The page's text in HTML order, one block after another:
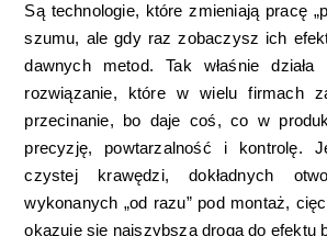
Są technologie, które zmieniają pracę
szumu, ale gdy raz zobaczysz ich
dawnych metod. Tak właśnie działa
rozwiązanie, które w wielu firmach
przecinanie, bo daje coś, co w
precyzję, powtarzalność i kontrolę.
czystej krawędzi, dokładnych
wykonanych „od razu” pod montaż,
okazuje się najszybszą drogą do efektu